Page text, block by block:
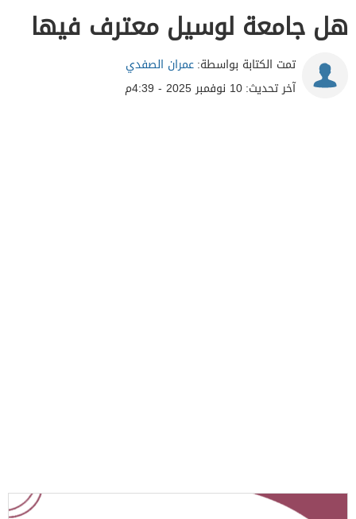
هل جامعة لوسيل معترف فيها
تمت الكتابة بواسطة:عمران الصفدي
آخر تحديث:10 نوفمبر 2025 - 4:39م